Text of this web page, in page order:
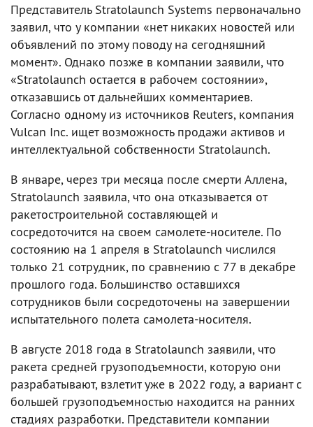
Представитель Stratolaunch Systems первоначально
заявил, что у компании «нет никаких новостей или
объявлений по этому поводу на сегодняшний
момент». Однако позже в компании заявили, что
«Stratolaunch остается в рабочем состоянии»,
отказавшись от дальнейших комментариев.
Согласно одному из источников Reuters, компания
Vulcan Inc. ищет возможность продажи активов и
интеллектуальной собственности Stratolaunch.
В январе, через три месяца после смерти Аллена,
Stratolaunch заявила, что она отказывается от
ракетостроительной составляющей и
сосредоточится на своем самолете-носителе. По
состоянию на 1 апреля в Stratolaunch числился
только 21 сотрудник, по сравнению с 77 в декабре
прошлого года. Большинство оставшихся
сотрудников были сосредоточены на завершении
испытательного полета самолета-носителя.
В августе 2018 года в Stratolaunch заявили, что
ракета средней грузоподъемности, которую они
разрабатывают, взлетит уже в 2022 году, а вариант с
большей грузоподъемностью находится на ранних
стадиях разработки. Представители компании